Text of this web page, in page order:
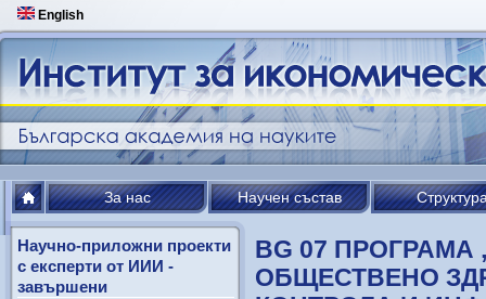
English
За нас Научен състав
Научно-приложни проекти
с експерти от ИИИ -
завършени
BG 07
ОБЩЕСТВЕНО